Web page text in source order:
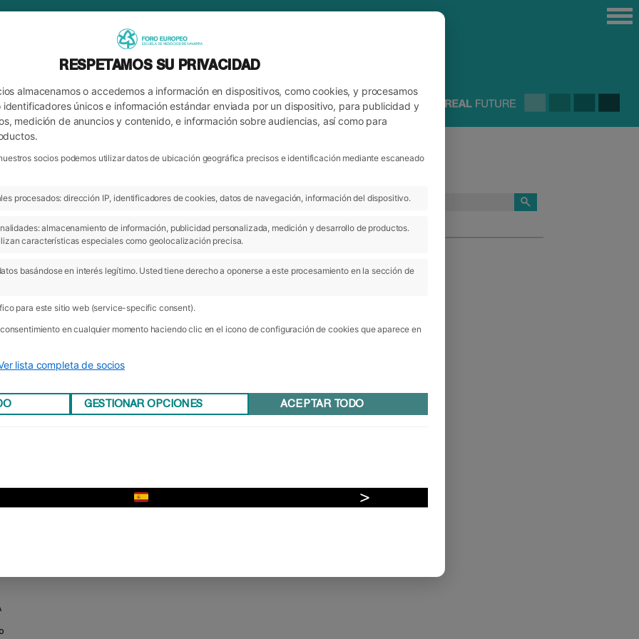
ARCHIVO CATEGORÍAS
RESPETAMOS SU PRIVACIDAD
almacenamos o accedemos a información en dispositivos, como cookies, y procesamos
únicos e información estándar enviada por un dispositivo, para publicidad y
medición de anuncios y contenido, e información sobre audiencias, así como para
socios podemos utilizar datos de ubicación geográfica precisos e identificación mediante escaneado
procesados: dirección IP, identificadores de cookies, datos de navegación, información del dispositivo.
almacenamiento de información, publicidad personalizada, medición y desarrollo de productos.
características especiales como geolocalización precisa.
basándose en interés legítimo. Usted tiene derecho a oponerse a este procesamiento en la sección de
para este sitio web (service-specific consent).
en cualquier momento haciendo clic en el icono de configuración de cookies que aparece en
lista completa de socios
GESTIONAR OPCIONES ACEPTAR TODO